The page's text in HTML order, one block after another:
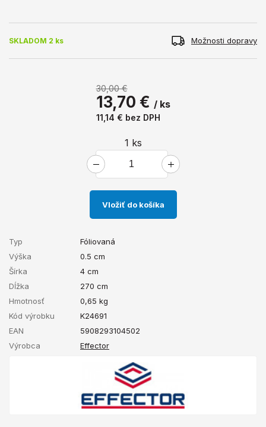
SKLADOM 2 ks Možnosti dopravy
30,00 €
13,70 € / ks
11,14 € bez DPH
1 ks
Vložiť do košíka
Typ
Fóliovaná
Výška
0.5 cm
Šírka
4 cm
Dĺžka
270 cm
Hmotnosť
0,65 kg
Kód výrobku
K24691
EAN
5908293104502
Výrobca
Effector